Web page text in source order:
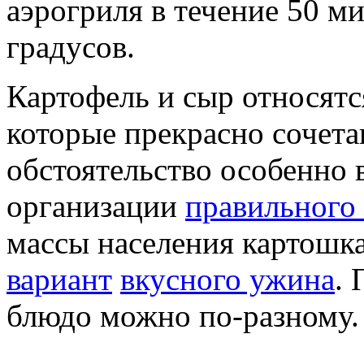
аэрогриля в течение 50
градусов.
Картофель и сыр
которые прекрасно
обстоятельство
организации
массы населения
вариант вкусного ужина.
блюдо можно по-разному.